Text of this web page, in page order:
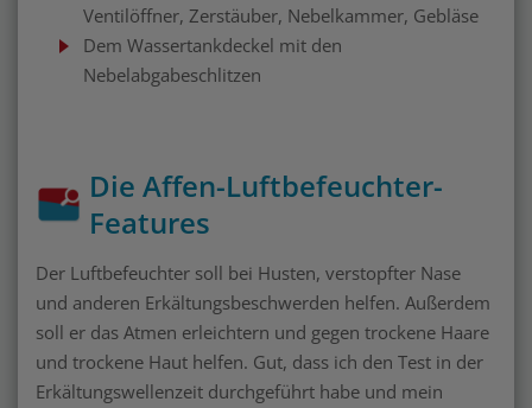
Ventilöffner, Zerstäuber, Nebelkammer, Gebläse
Dem Wassertankdeckel mit den
Nebelabgabeschlitzen
Die Affen-Luftbefeuchter-
Features
Der Luftbefeuchter soll bei Husten, verstopfter Nase
und anderen Erkältungsbeschwerden helfen. Außerdem
soll er das Atmen erleichtern und gegen trockene Haare
und trockene Haut helfen. Gut, dass ich den Test in der
Erkältungswellenzeit durchgeführt habe und mein